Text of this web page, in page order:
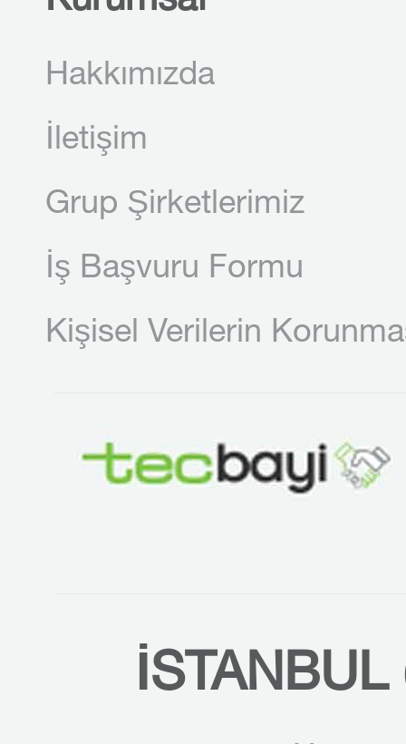
Hakkımızda
İletişim
Grup Şirketlerimiz
İş Başvuru Formu
Kişisel Verilerin
İSTANBUL